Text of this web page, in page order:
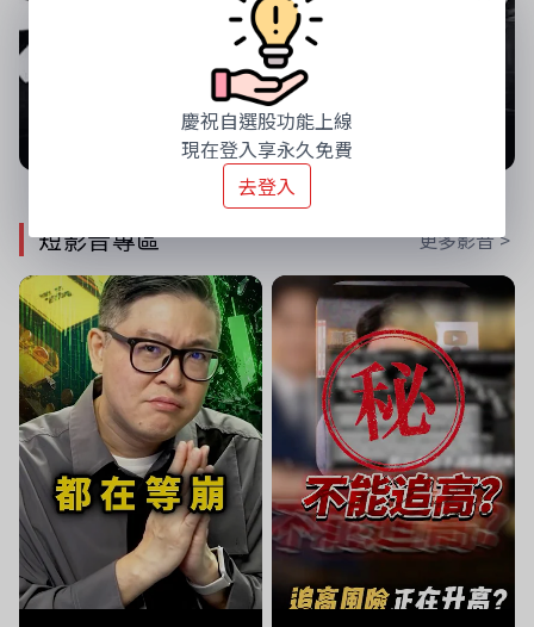
短影音專區 更多影音 >
慶祝自選股功能上線
現在登入享永久免費
去登入